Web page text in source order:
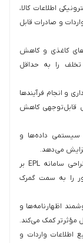
اطلاعات کالا،
و صادرات قابل
کاغذی و کاهش
را به حداقل
و انجام فرآیندها
قابل‌توجهی کاهش
سیستمی داده‌ها و
می‌دهد.
همگام‌سازی با استانداردهای جهانی گمرک: طراحی سامانه EPL بر
را به سمت گمرک
اظهارنامه‌ها و
مؤثرتر کمک می‌کند.
اطلاعات واردات و